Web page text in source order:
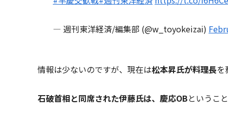
— 週刊東洋経済/編集部 (@w_toyokeizai)
情報は少ないのですが、現在は松本昇氏が料理長を
石破首相と同席された伊藤氏は、慶応OBというこ